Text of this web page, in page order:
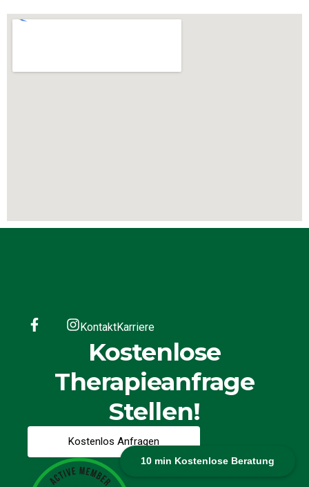
10 min Kostenlose Beratung
KontaktKarriere
Kostenlose
Therapieanfrage
Stellen!
Kostenlos Anfragen